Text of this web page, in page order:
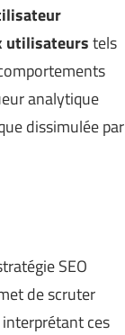
utilisateurstels
analytique
dissimulée par
SEO
de scruter
ces